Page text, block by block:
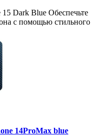
Dark Blue Обеспечьте
с помощью стильного
14ProMax blue